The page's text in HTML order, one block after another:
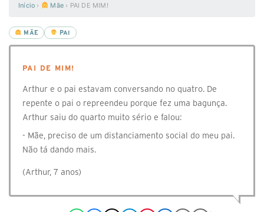
Início › Mãe › PAI DE MIM!
MÃE PAI
PAI DE MIM!
Arthur e o pai estavam conversando no quatro. De
repente o pai o repreendeu porque fez uma bagunça.
Arthur saiu do quarto muito sério e falou:
- Mãe, preciso de um distanciamento social do meu pai.
Não tá dando mais.
(Arthur, 7 anos)